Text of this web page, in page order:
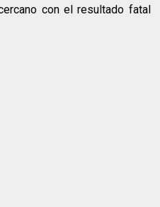
con el resultado fatal